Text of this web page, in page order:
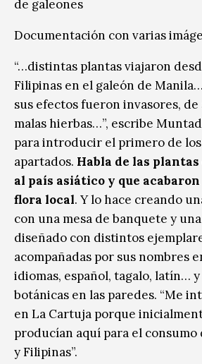
Documentación con varias
“…distintas plantas viajaron
Filipinas en el galeón de
sus efectos fueron invasores,
malas hierbas…”, escribe
para introducir el primero de los
apartados. Habla de las
al país asiático y que
flora local. Y lo hace creando
con una mesa de banquete y
diseñado con distintos
acompañadas por sus nombres
idiomas, español, tagalo, latín…
botánicas en las paredes. “Me
en La Cartuja porque
producían aquí para el consumo
y Filipinas”.